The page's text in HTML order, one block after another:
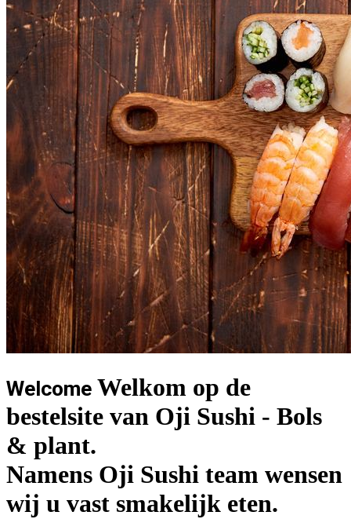
Welcome Welkom op de
bestelsite van Oji Sushi - Bols
& plant.
Namens Oji Sushi team wensen
wij u vast smakelijk eten.